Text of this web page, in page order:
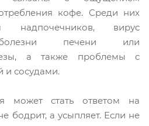
кофе. Среди них
надпочечников, вирус
болезни печени или
а также проблемы с
и сосудами.
может стать ответом на
бодрит, а усыпляет. Если не